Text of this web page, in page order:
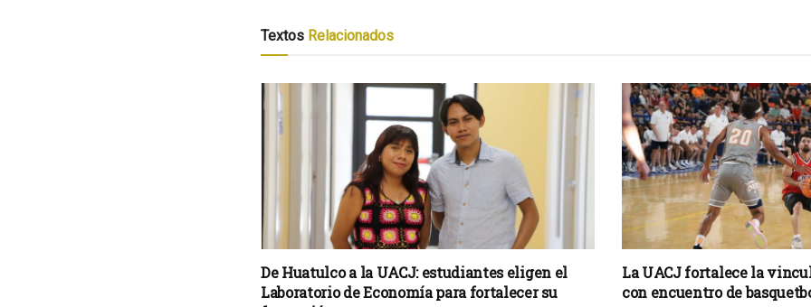
Textos Relacionados
De Huatulco a la UACJ: estudiantes eligen el
Laboratorio de Economía para fortalecer su
La UACJ fortalece la
con encuentro de